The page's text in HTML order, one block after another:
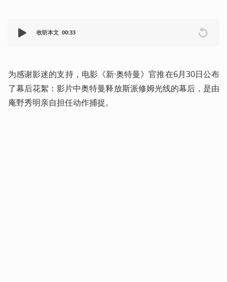
收听本文 00:33
为感谢影迷的支持，电影《新·奥特曼》官推在6月30日公布
了幕后花絮：影片中奥特曼释放斯派修姆光线的幕后，是由
庵野秀明亲自担任动作捕捉。